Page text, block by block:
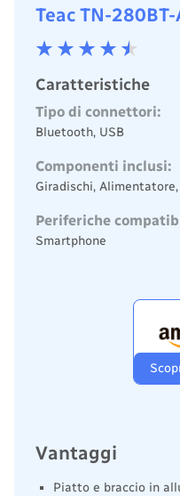
Teac TN-
Caratteristiche
Tipo di connettori:
Bluetooth, USB
Componenti inclusi:
Giradischi,
Periferiche
Smartphone
Vantaggi
Piatto e braccio in